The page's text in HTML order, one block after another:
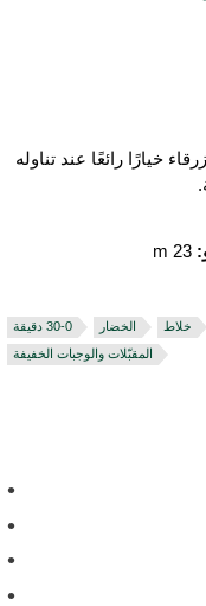
خيارًا رائعًا عند تناوله
23 m
الخضار خلاط
المقبّلات والوجبات الخفيفة